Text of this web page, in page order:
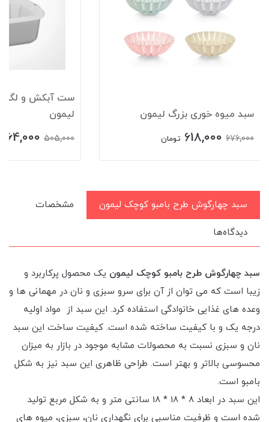
سبد میوه خوری بزرگ لیمون
676,000
618,000 تومان
لیمون
505,000
464,000
سبد چهارگوش طرح بامبو کوچک لیمون مشخصات
دیدگاه‌ها
سبد چهارگوش طرح بامبو کوچک لیمون یک محصول پرکاربرد و
زیبا است که می توان از آن برای سرو سبزی و نان در مهمانی ها و
وعده های غذایی خانوادگی استفاده کرد. این سبد از مواد اولیه
درجه یک و با کیفیت ساخته شده است. کیفیت ساخت این سبد
نان و سبزی نسبت به محصولات مشابه موجود در بازار به میزان
محسوسی بالاتر و بهتر است. طراحی ظاهری این سبد نیز به شکل
بامبو است.
این سبد در ابعاد 8 * 18 * 18 سانتی متر و به شکل مربع تولید
شده است و ظرفیت مناسبی برای نگهداری نان، سبزی، میوه های